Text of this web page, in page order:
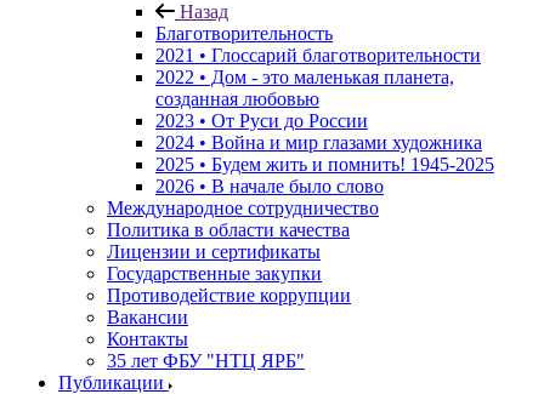
Назад
Благотворительность
2021 • Глоссарий благотворительности
2022 • Дом - это маленькая планета,
созданная любовью
2023 • От Руси до России
2024 • Война и мир глазами художника
2025 • Будем жить и помнить! 1945-2025
2026 • В начале было слово
Международное сотрудничество
Политика в области качества
Лицензии и сертификаты
Государственные закупки
Противодействие коррупции
Вакансии
Контакты
35 лет ФБУ "НТЦ ЯРБ"
Публикации